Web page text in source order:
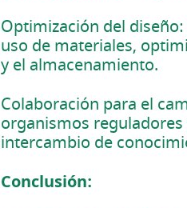
Optimización del
uso de materiales,
y el almacenamiento.
Colaboración para el
organismos
intercambio de
Conclusión: